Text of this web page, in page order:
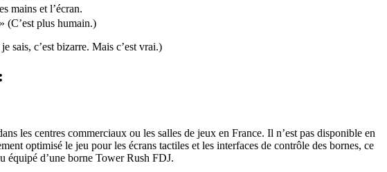
mains et l’écran.
(C’est plus humain.)
sais, c’est bizarre. Mais c’est vrai.)
les centres commerciaux ou les salles de jeux en France. Il n’est pas disponible en
optimisé le jeu pour les écrans tactiles et les interfaces de contrôle des bornes, ce
équipé d’une borne Tower Rush FDJ.